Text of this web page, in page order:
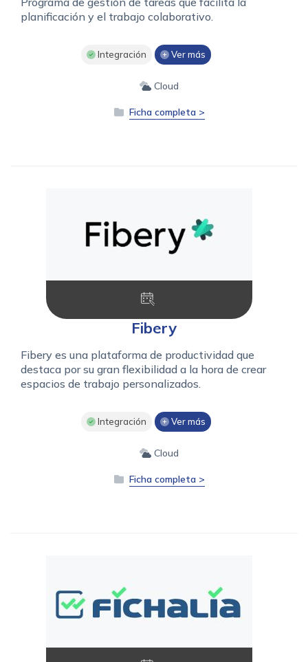
planificación y el trabajo colaborativo.
Integración Ver más
Cloud
Ficha completa >
Fibery
Fibery es una plataforma de productividad que
destaca por su gran flexibilidad a la hora de crear
espacios de trabajo personalizados.
Integración Ver más
Cloud
Ficha completa >